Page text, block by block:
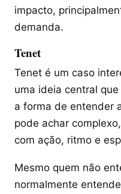
impacto,
demanda.
Tenet
Tenet é um caso
uma ideia central
a forma de entender
pode achar
com ação, ritmo e
Mesmo quem não
normalmente